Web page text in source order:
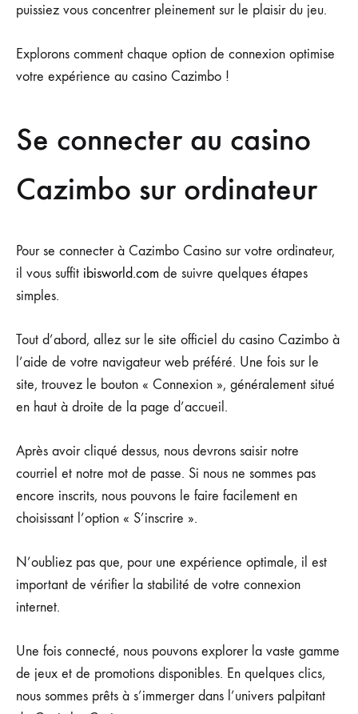
puissiez vous concentrer pleinement sur le plaisir du jeu.
Explorons comment chaque option de connexion optimise
votre expérience au casino Cazimbo !
Se connecter au casino
Cazimbo sur ordinateur
Pour se connecter à Cazimbo Casino sur votre ordinateur,
il vous suffit ibisworld.com de suivre quelques étapes
simples.
Tout d’abord, allez sur le site officiel du casino Cazimbo à
l’aide de votre navigateur web préféré. Une fois sur le
site, trouvez le bouton « Connexion », généralement situé
en haut à droite de la page d’accueil.
Après avoir cliqué dessus, nous devrons saisir notre
courriel et notre mot de passe. Si nous ne sommes pas
encore inscrits, nous pouvons le faire facilement en
choisissant l’option « S’inscrire ».
N’oubliez pas que, pour une expérience optimale, il est
important de vérifier la stabilité de votre connexion
internet.
Une fois connecté, nous pouvons explorer la vaste gamme
de jeux et de promotions disponibles. En quelques clics,
nous sommes prêts à s’immerger dans l’univers palpitant